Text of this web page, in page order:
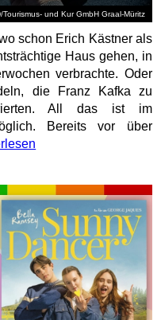
Tourismus- und Kur GmbH Graal-Müritz
schon Erich Kästner als
Haus gehen, in
verbrachte. Oder
die Franz Kafka zu
All das ist im
Bereits vor über